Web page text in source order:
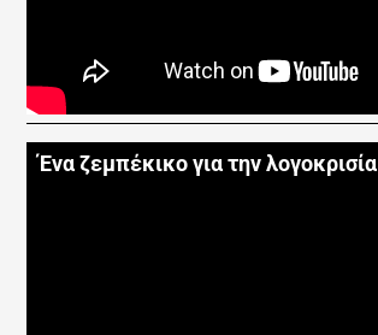
Ένα ζεμπέκικο για την λογοκρισία